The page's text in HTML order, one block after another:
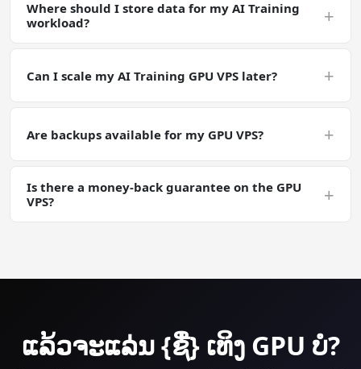
persistent server, not an ephemeral instance. Models,
configs, and data stay on the SSD between sessions.
Where should I store data for my AI Training
workload?
+
AI Training runs; back up finished artifacts (weights,
Can I scale my AI Training GPU VPS later? +
panel; the GPU itself can be swapped to a larger tier on
Are backups available for my GPU VPS? +
snapshots are free. Useful for long AI Training training
runs where you want a checkpointable server state.
Is there a money-back guarantee on the GPU
VPS?
+
ແລ້ວ​ຈະ​ແລ່ນ {ຊື່} ເທິງ GPU ບໍ?